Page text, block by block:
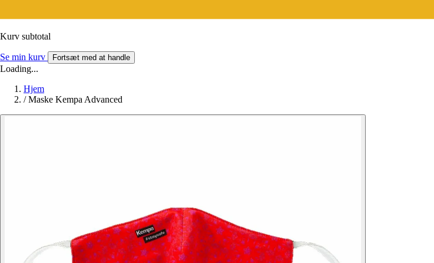
Kurv subtotal
Se min kurv Fortsæt med at handle
Loading...
Hjem
/ Maske Kempa Advanced